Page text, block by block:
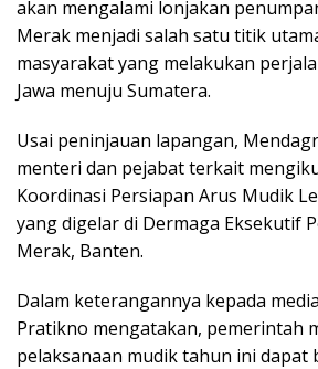
akan mengalami lonjakan
Merak menjadi salah satu titik
masyarakat yang melakukan
Jawa menuju Sumatera.
Usai peninjauan lapangan,
menteri dan pejabat terkait
Koordinasi Persiapan Arus Mudik
yang digelar di Dermaga Eksekutif
Merak, Banten.
Dalam keterangannya kepada
Pratikno mengatakan, pemerintah
pelaksanaan mudik tahun ini dapat